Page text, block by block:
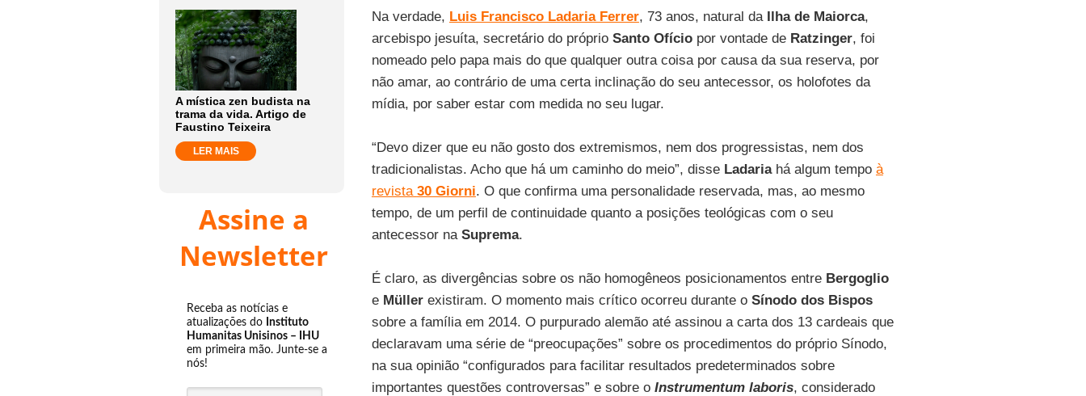
A mística zen budista na
trama da vida. Artigo de
Faustino Teixeira
LER MAIS
Assine a
Newsletter
Receba as notícias e
atualizações do Instituto
Humanitas Unisinos – IHU
em primeira mão. Junte-se a
nós!
Na verdade, Luis Francisco Ladaria Ferrer, 73 anos, natural da Ilha de Maiorca,
arcebispo jesuíta, secretário do próprio Santo Ofíciopor vontade de Ratzinger, foi
nomeado pelo papa mais do que qualquer outra coisa por causa da sua reserva, por
não amar, ao contrário de uma certa inclinação do seu antecessor, os holofotes da
mídia, por saber estar com medida no seu lugar.
“Devo dizer que eu não gosto dos extremismos, nem dos progressistas, nem dos
tradicionalistas. Acho que há um caminho do meio”, disse Ladariahá algum tempo à
revista 30 Giorni. O que confirma uma personalidade reservada, mas, ao mesmo
tempo, de um perfil de continuidade quanto a posições teológicas com o seu
antecessor na Suprema.
É claro, as divergências sobre os não homogêneos posicionamentos entre Bergoglio
e Müllerexistiram. O momento mais crítico ocorreu durante o Sínodo dos Bispos
sobre a família em 2014. O purpurado alemão até assinou a carta dos 13 cardeais que
declaravam uma série de “preocupações” sobre os procedimentos do próprio Sínodo,
na sua opinião “configurados para facilitar resultados predeterminados sobre
importantes questões controversas” e sobre o Instrumentum laboris, considerado